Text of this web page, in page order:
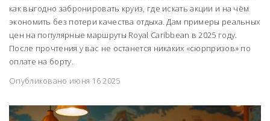
как выгодно забронировать круиз, где искать акции и на чём
экономить без потери качества отдыха. Дам примеры реальных
цен на популярные маршруты Royal Caribbean в 2025 году.
После прочтения у вас не останется никаких «сюрпризов» по
оплате на борту.
Опубликовано июня 16 2025